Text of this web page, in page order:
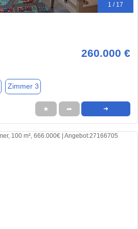
1 / 17
260.000 €
Zimmer 3
★ ➦ ➜